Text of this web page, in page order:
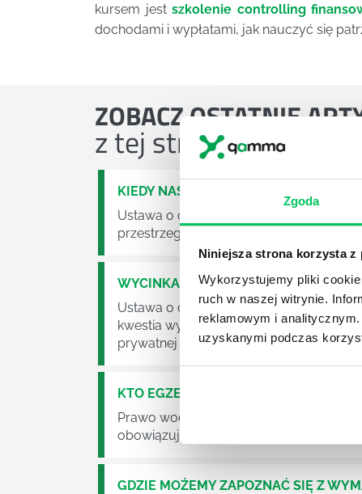
Zgoda
Niniejsza strona korzysta z
Wykorzystujemy pliki
ruch w naszej witrynie.
reklamowym i
uzyskanymi podczas
kursem jestszkolenie controlling
dochodami i wypłatami, jak nauczyć się
ZOBACZOSTATNIE
z tej strefy wiedzy
KIEDY NASTĄPI ZMIANA USTAWY O
Ustawa o odpadach jest dość istotną
przestrzeganie będzie już normalnie
WYCINKA DRZEW A USTAWA O
Ustawa o ochronie środowiska
kwestia wycinki drzew. Czy taka
prywatnej posesji można wyciąć
KTO EGZEKWUJE PRAWO WODNE?
Prawo wodne to dość skomplikowane
obowiązuje? Jak wygląda
GDZIE MOŻEMY ZAPOZNAĆ SIĘ Z